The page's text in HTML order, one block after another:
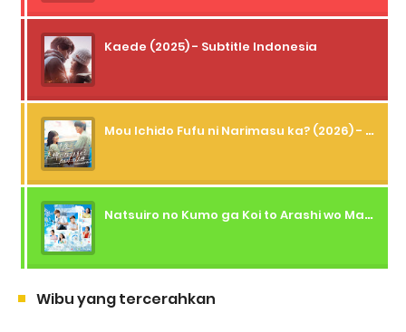
Kaede (2025) - Subtitle Indonesia
Mou Ichido Fufu ni Narimasu ka? (2026) - 01 Subtitle Indonesia
Natsuiro no Kumo ga Koi to Arashi wo Makiokosu (2026) - 01 Subtitle Indonesia
Wibu yang tercerahkan